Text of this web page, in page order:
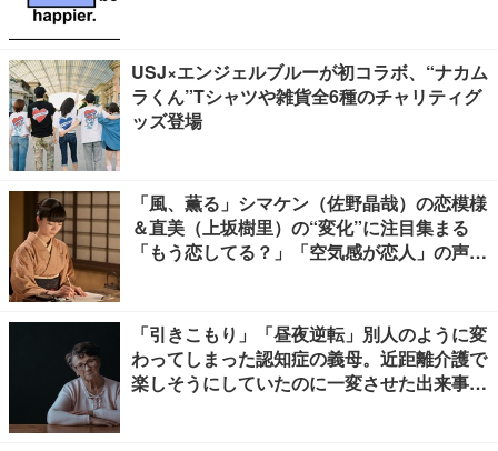
USJ×エンジェルブルーが初コラボ、“ナカム
ラくん”Tシャツや雑貨全6種のチャリティグ
ッズ登場
「風、薫る」シマケン（佐野晶哉）の恋模様
＆直美（上坂樹里）の“変化”に注目集まる
「もう恋してる？」「空気感が恋人」の声
「引きこもり」「昼夜逆転」別人のように変
わってしまった認知症の義母。近距離介護で
楽しそうにしていたのに一変させた出来事と